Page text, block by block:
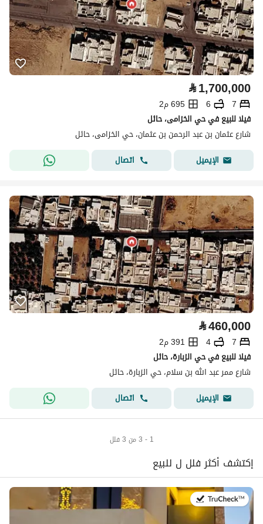
⃁1,700,000
7
6
695 م2
فيلا للبيع في حي الخزامى، حائل
شارع عثمان بن عبد الرحمن بن عثمان، حي الخزامى، حائل
الإيميل
اتصال
⃁460,000
7
4
391 م2
فيلا للبيع في حي الزبارة، حائل
شارع ممر عبد الله بن سلام، حي الزبارة، حائل
الإيميل
اتصال
1 - 3 من 3 فلل
إكتشف أكثر فلل ل للبيع